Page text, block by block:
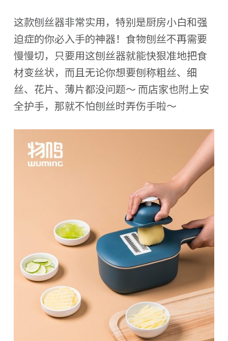
这款刨丝器非常实用，特别是厨房小白和强
迫症的你必入手的神器！食物刨丝不再需要
慢慢切，只要用这刨丝器就能快狠准地把食
材变丝状，而且无论你想要刨称粗丝、细
丝、花片、薄片都没问题～ 而店家也附上安
全护手，那就不怕刨丝时弄伤手啦～